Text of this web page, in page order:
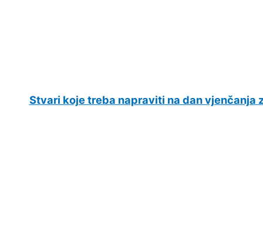
Stvari koje treba napraviti na dan vjenčanja